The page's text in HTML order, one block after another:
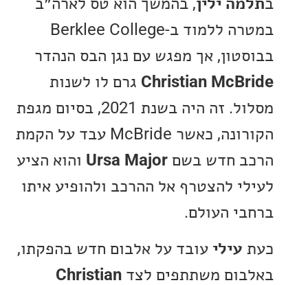
במטרה ללמוד ב-Berklee College
אך מפגש עם נגן הבס הנהדר
Christianגרם לו לשנות
מסלול. זה היה בשנת 2021, בסיום מגפת
הקורונה, כאשר McBride עבד על הקמת
חדש בשםUrsa Major
והוא הציע
להצטרף אל ההרכב ולהופיע איתו
העולם.
עובד על אלבום חדש בהפקתו,
משתתפים לצד Christian